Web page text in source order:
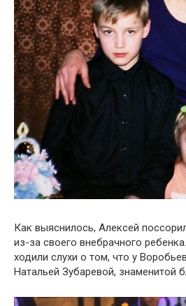
Как выяснилось, Алексей
из-за своего внебрачного
ходили слухи о том, что у
Натальей Зубаревой, знаменитой